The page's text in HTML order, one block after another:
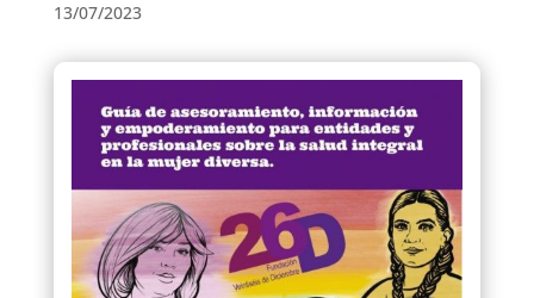
13/07/2023